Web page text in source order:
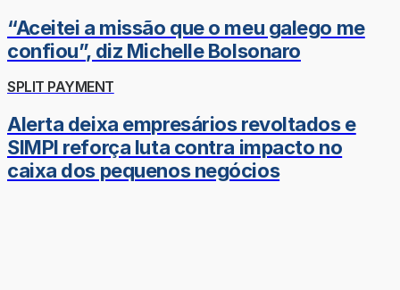
“Aceitei a missão que o meu galego me
confiou”, diz Michelle Bolsonaro
SPLIT PAYMENT
Alerta deixa empresários revoltados e
SIMPI reforça luta contra impacto no
caixa dos pequenos negócios